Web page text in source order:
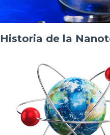
Historia de la